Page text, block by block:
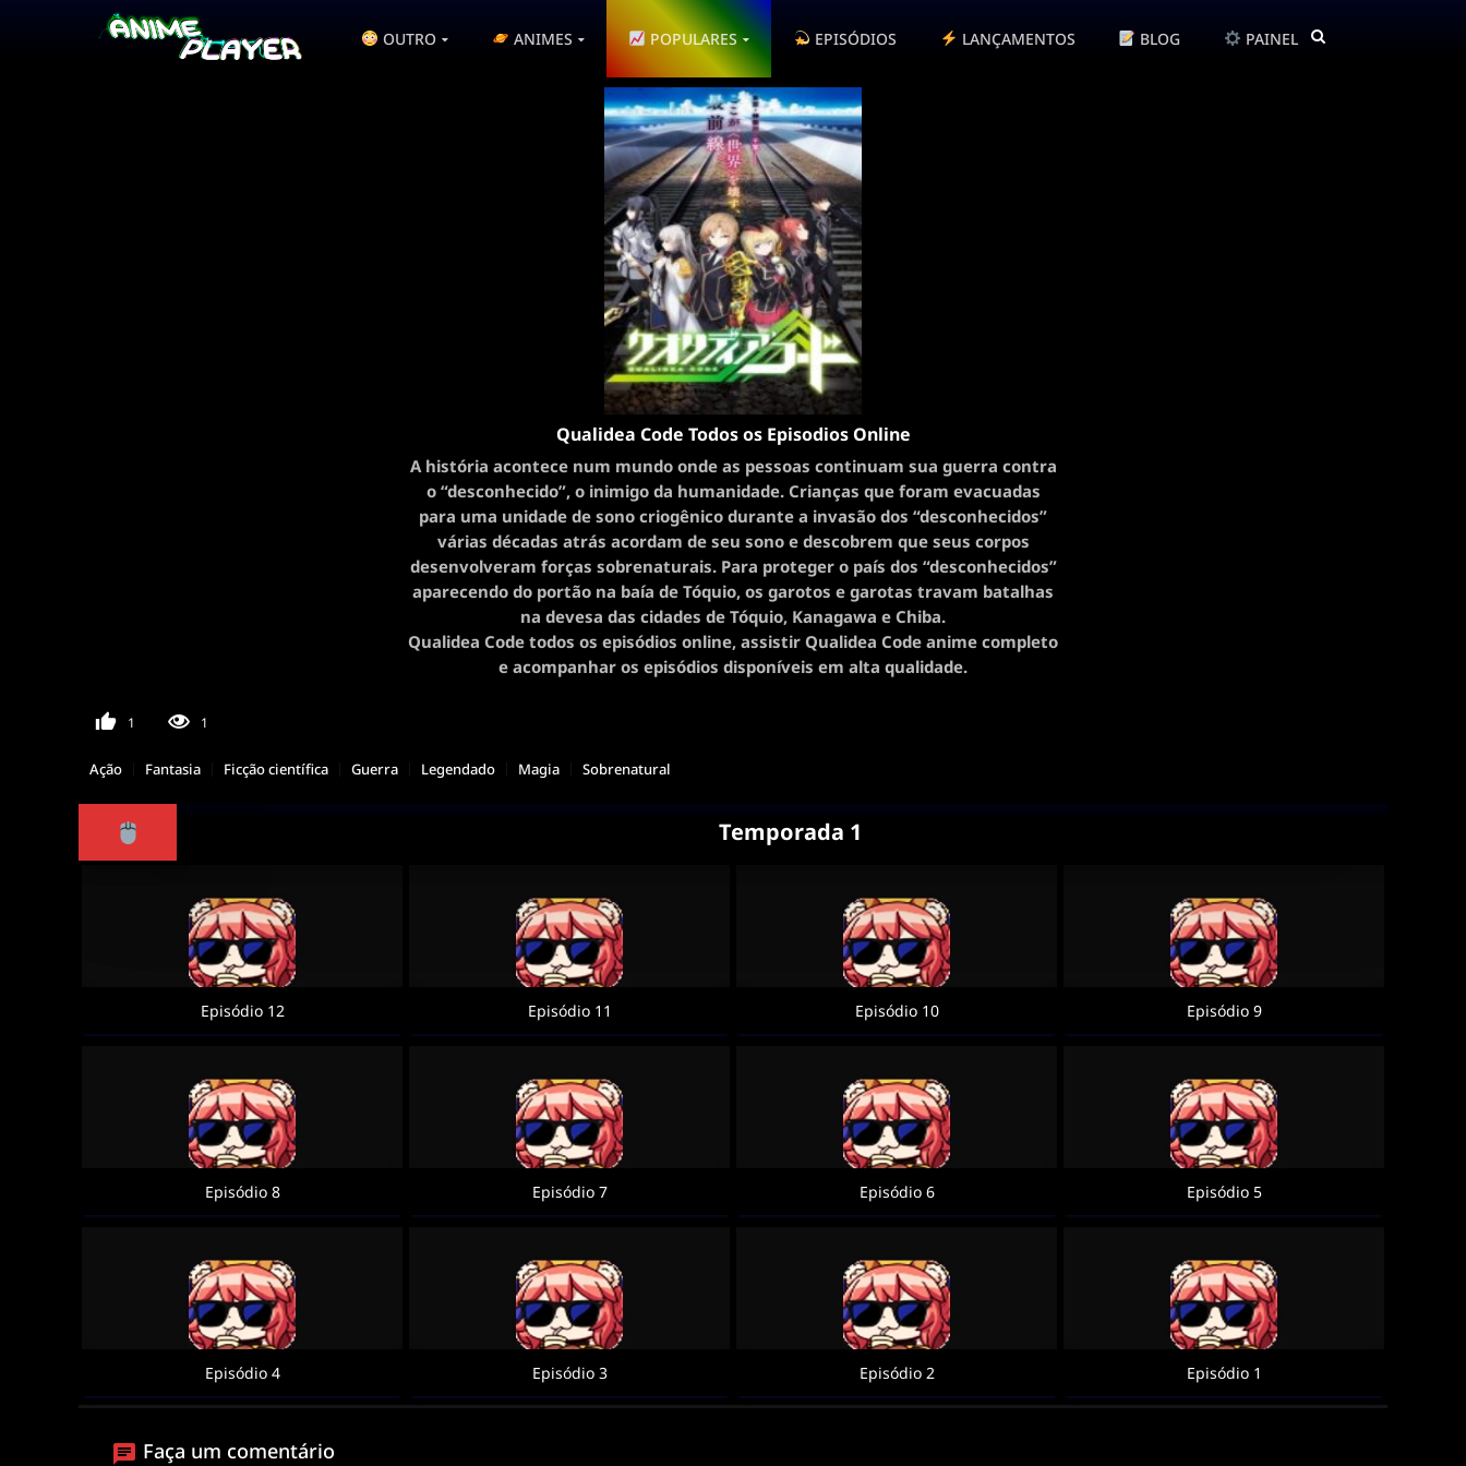
OUTRO ANIMES POPULARES EPISÓDIOS LANÇAMENTOS BLOG PAINEL
Qualidea Code Todos os Episodios Online
A história acontece num mundo onde as pessoas continuam sua guerra contra
o “desconhecido”, o inimigo da humanidade. Crianças que foram evacuadas
para uma unidade de sono criogênico durante a invasão dos “desconhecidos”
várias décadas atrás acordam de seu sono e descobrem que seus corpos
desenvolveram forças sobrenaturais. Para proteger o país dos “desconhecidos”
aparecendo do portão na baía de Tóquio, os garotos e garotas travam batalhas
na devesa das cidades de Tóquio, Kanagawa e Chiba.
Qualidea Code todos os episódios online, assistir Qualidea Code anime completo
e acompanhar os episódios disponíveis em alta qualidade.
1 1
Ação Fantasia Ficção científica Guerra Legendado Magia Sobrenatural
Temporada 1
Episódio 12 Episódio 11 Episódio 10 Episódio 9
Episódio 8 Episódio 7 Episódio 6 Episódio 5
Episódio 4 Episódio 3 Episódio 2 Episódio 1
Faça um comentário